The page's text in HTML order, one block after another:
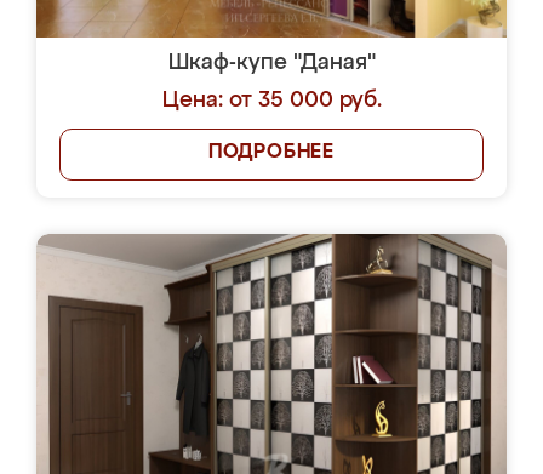
Шкаф-купе "Даная"
Цена: от 35 000 руб.
ПОДРОБНЕЕ